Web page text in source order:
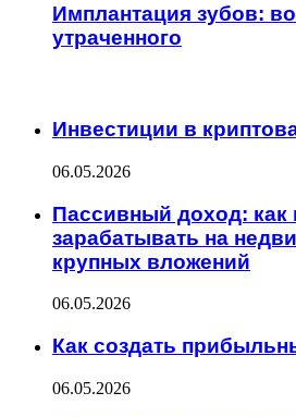
Имплантация зубов:
утраченного
Инвестиции в
06.05.2026
Пассивный доход: как
зарабатывать на
крупных вложений
06.05.2026
Как создать
06.05.2026